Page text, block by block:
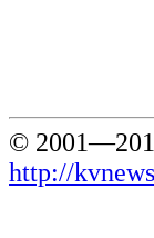
©
http://